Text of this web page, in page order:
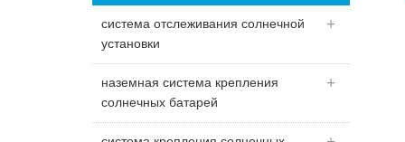
система отслеживания солнечной
установки
наземная система крепления
солнечных батарей